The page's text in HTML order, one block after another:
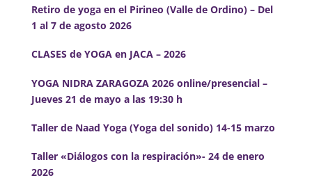
Retiro de yoga en el Pirineo (Valle de Ordino) – Del
1 al 7 de agosto 2026
CLASES de YOGA en JACA – 2026
YOGA NIDRA ZARAGOZA 2026 online/presencial –
Jueves 21 de mayo a las 19:30 h
Taller de Naad Yoga (Yoga del sonido) 14-15 marzo
Taller «Diálogos con la respiración»- 24 de enero
2026